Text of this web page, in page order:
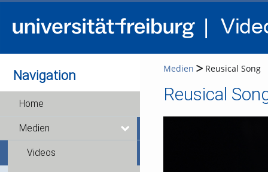
Navigation
Home
Medien
Videos
Medien Reusical Song
Reusical